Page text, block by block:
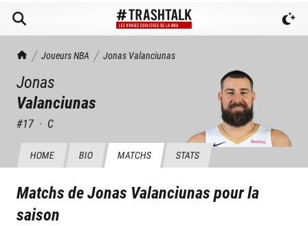
TrashTalk Actu NBA
Joueurs NBA Jonas Valanciunas
Jonas
Valanciunas
#17 · C
HOME BIO MATCHS STATS
Matchs deJonas Valanciunaspour la
saison